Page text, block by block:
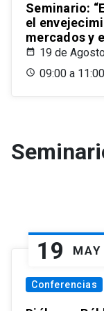
Seminario:
el
mercados y
19 de
09:00 a
19 MAY
Conferencias